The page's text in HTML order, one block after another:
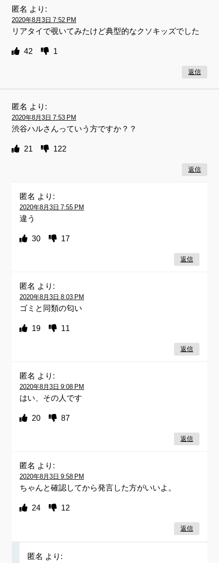
匿名 より:
2020年8月3日 7:52 PM
リアタイで覗いてみたけど典型的なクソキッズでした
42 1
返信
匿名 より:
2020年8月3日 7:53 PM
渋谷ハルさんっていう方ですか？？
21 122
返信
匿名 より:
2020年8月3日 7:55 PM
違う
30 17
返信
匿名 より:
2020年8月3日 8:03 PM
ゴミと同類の匂い
19 11
返信
匿名 より:
2020年8月3日 9:08 PM
はい、その人です
20 87
返信
匿名 より:
2020年8月3日 9:58 PM
ちゃんと確認してから発言した方がいいよ。
24 12
返信
匿名 より: